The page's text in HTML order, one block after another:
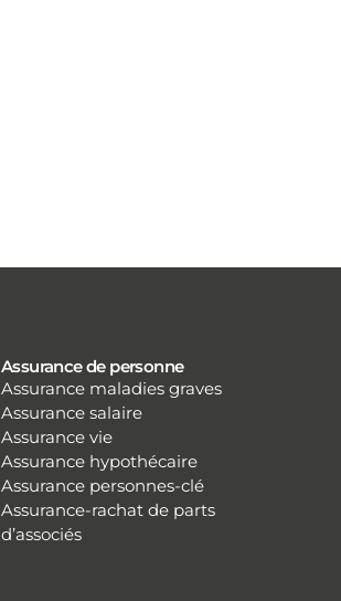
Assurance de personne
Assurance maladies graves
Assurance salaire
Assurance vie
Assurance hypothécaire
Assurance personnes-clé
Assurance-rachat de parts
d’associés